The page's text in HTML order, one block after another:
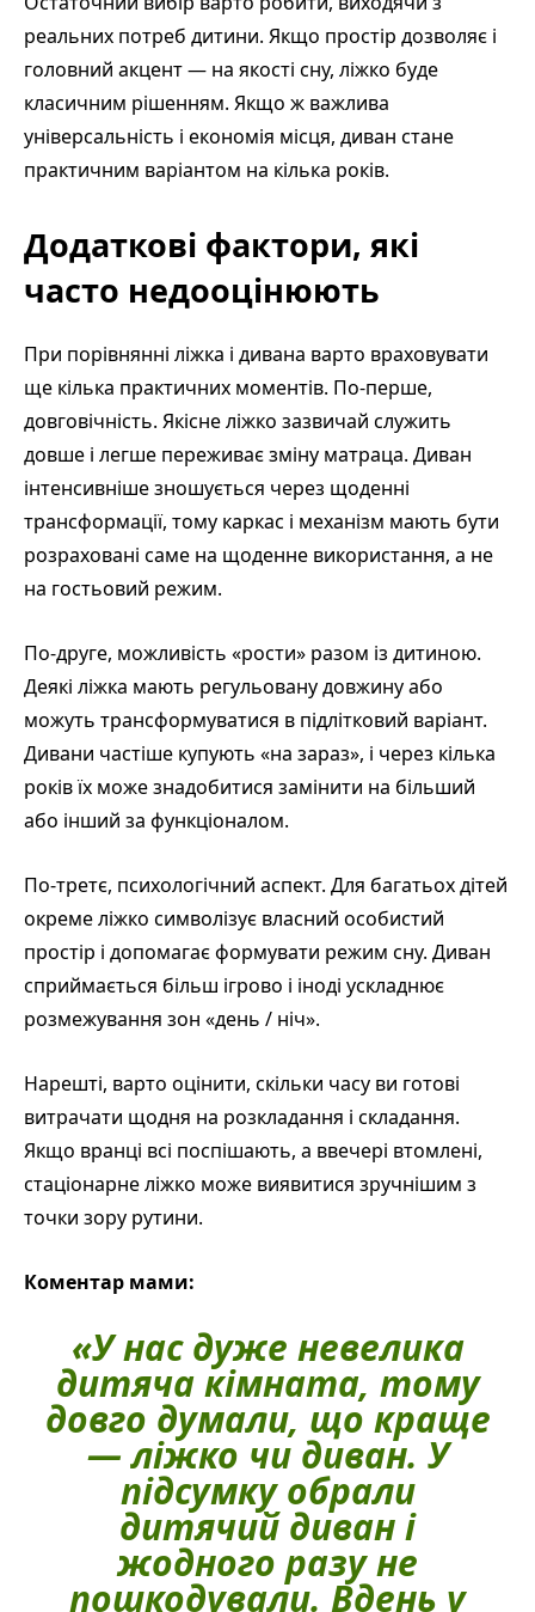
реальних потреб дитини. Якщо простір дозволяє і
головний акцент — на якості сну, ліжко буде
класичним рішенням. Якщо ж важлива
універсальність і економія місця, диван стане
практичним варіантом на кілька років.
Додаткові фактори, які
часто недооцінюють
При порівнянні ліжка і дивана варто враховувати
ще кілька практичних моментів. По-перше,
довговічність. Якісне ліжко зазвичай служить
довше і легше переживає зміну матраца. Диван
інтенсивніше зношується через щоденні
трансформації, тому каркас і механізм мають бути
розраховані саме на щоденне використання, а не
на гостьовий режим.
По-друге, можливість «рости» разом із дитиною.
Деякі ліжка мають регульовану довжину або
можуть трансформуватися в підлітковий варіант.
Дивани частіше купують «на зараз», і через кілька
років їх може знадобитися замінити на більший
або інший за функціоналом.
По-третє, психологічний аспект. Для багатьох дітей
окреме ліжко символізує власний особистий
простір і допомагає формувати режим сну. Диван
сприймається більш ігрово і іноді ускладнює
розмежування зон «день / ніч».
Нарешті, варто оцінити, скільки часу ви готові
витрачати щодня на розкладання і складання.
Якщо вранці всі поспішають, а ввечері втомлені,
стаціонарне ліжко може виявитися зручнішим з
точки зору рутини.
Коментар мами:
«У нас дуже невелика
дитяча кімната, тому
довго думали, що краще
— ліжко чи диван. У
підсумку обрали
дитячий диван і
жодного разу не
пошкодували. Вдень у